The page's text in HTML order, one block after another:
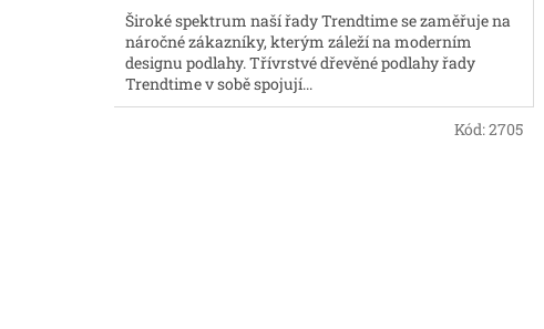
Široké spektrum naší řady Trendtime se zaměřuje na
náročné zákazníky, kterým záleží na moderním
designu podlahy. Třívrstvé dřevěné podlahy řady
Trendtime v sobě spojují...
Kód:2705